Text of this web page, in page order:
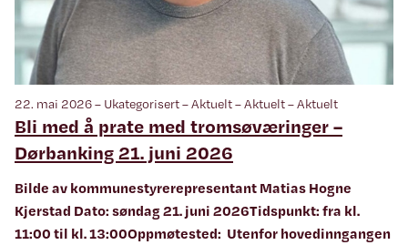
22. mai 2026 – Ukategorisert – Aktuelt – Aktuelt – Aktuelt
Bli med å prate med tromsøværinger –
Dørbanking 21. juni 2026
Bilde av kommunestyrerepresentant Matias Hogne
Kjerstad Dato: søndag 21. juni 2026Tidspunkt: fra kl.
11:00 til kl. 13:00Oppmøtested: Utenfor hovedinngangen